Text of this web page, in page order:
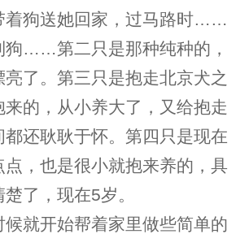
着狗送她回家，过马路时……
狗……第二只是那种纯种的，
了。第三只是抱走北京犬之
来的，从小养大了，又给抱走
都还耿耿于怀。第四只是现在
，也是很小就抱来养的，具
了，现在5岁。
开始帮着家里做些简单的